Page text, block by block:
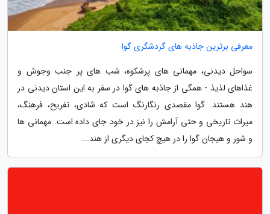
معرفی برترین جاذبه های گردشگری گوا
سواحل دیدنی، مهمانی های پرشکوه، شب های پر جنب وجوش و
غذاهای لذیذ - همگی از جاذبه های گوا در سفر به این استان دیدنی در
هند هستند. گوا مقصدی رنگارنگ است که شادی، تفریح، فرهنگ،
میراث تاریخی و حتی آرامش را نیز در خود جای داده است. مهمانی ها
و شور و هیجان گوا را در هیچ کجای دیگری از هند...